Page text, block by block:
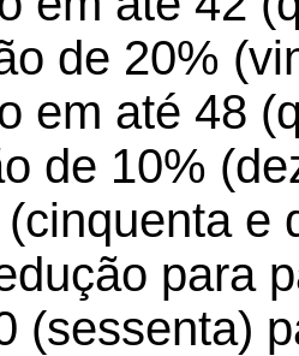
de 20%
em até 48
de 10%
e
para
(sessenta)